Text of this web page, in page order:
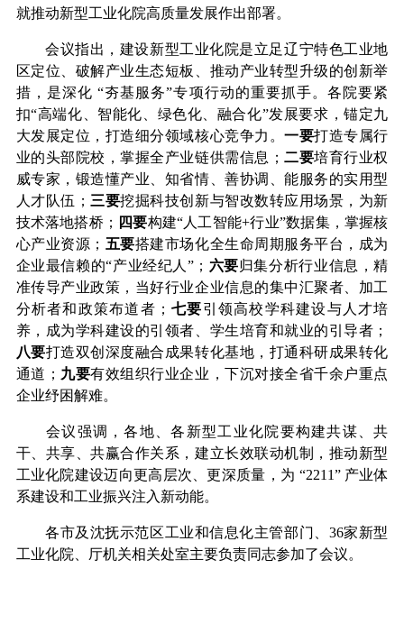
就推动新型工业化院高质量发展作出部署。
会议指出，建设新型工业化院是立足辽宁特色工业地
区定位、破解产业生态短板、推动产业转型升级的创新举
措，是深化 “夯基服务”专项行动的重要抓手。各院要紧
扣“高端化、智能化、绿色化、融合化”发展要求，锚定九
大发展定位，打造细分领域核心竞争力。一要打造专属行
业的头部院校，掌握全产业链供需信息； 二要培育行业权
威专家，锻造懂产业、知省情、善协调、能服务的实用型
人才队伍； 三要挖掘科技创新与智改数转应用场景， 为新
技术落地搭桥 ； 四要构建“人工智能+行业”数据集，掌握核
心产业资源； 五要搭建市场化全生命周期服务平台，成为
企业最信赖的“产业经纪人”； 六要归集分析行业信息，精
准传导产业政策，当好行业企业信息的集中汇聚者、加工
分析者和政策布道者； 七要引领高校学科建设与人才培
养，成为学科建设的引领者、学生培育和就业的引导者；
八要打造双创深度融合成果转化基地，打通科研成果转化
通道； 九要有效组织行业企业，下沉对接全省千余户重点
企业纾困解难。
会议强调，各地、各新型工业化院要构建共谋、共
干、共享、共赢合作关系，建立长效联动机制，推动新型
工业化院建设迈向更高层次、更深质量 ， 为 “2211” 产业体
系建设和工业振兴注入新动能。
各市及沈抚示范区工业和信息化主管部门、 36家新型
工业化院、厅机关相关处室主要负责同志参加了会议。